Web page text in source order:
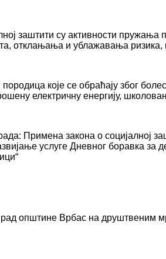
заштити су активности
отклањања и ублажавања ризика,
породица које се обраћају због
електричну енергију,
Примена закона о социјалној
услуге Дневног боравка
рад општине Врбас на друштвеним